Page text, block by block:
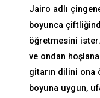
Jairo adlı
boyunca
öğretmesini
ve ondan
gitarın dilini ona
boyuna uygun,